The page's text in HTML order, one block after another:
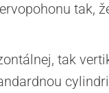
tak,
tak